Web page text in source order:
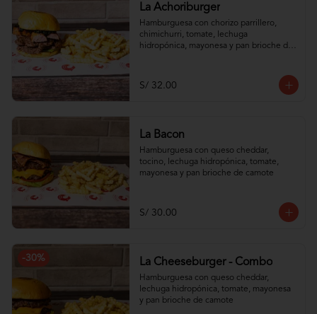
La Achoriburger
Hamburguesa con chorizo parrillero,
chimichurri, tomate, lechuga
hidropónica, mayonesa y pan brioche de
S/ 32.00
La Bacon
Hamburguesa con queso cheddar,
tocino, lechuga hidropónica, tomate,
mayonesa y pan brioche de camote
S/ 30.00
-30% La Cheeseburger - Combo
Hamburguesa con queso cheddar,
lechuga hidropónica, tomate, mayonesa
y pan brioche de camote